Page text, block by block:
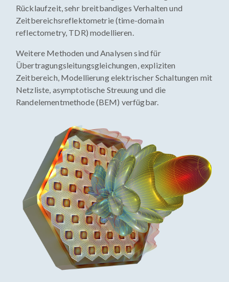
Rücklaufzeit, sehr breitbandiges Verhalten und
Zeitbereichsreflektometrie (time-domain
reflectometry, TDR) modellieren.
Weitere Methoden und Analysen sind für
Übertragungsleitungsgleichungen, expliziten
Zeitbereich, Modellierung elektrischer Schaltungen mit
Netzliste, asymptotische Streuung und die
Randelementmethode (BEM) verfügbar.